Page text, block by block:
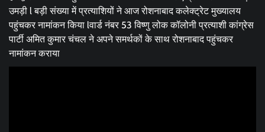
उमड़ी l बड़ी संख्या में प्रत्याशियों ने आज रोशनाबाद कलेक्ट्रेट मुख्यालय
पहुंचकर नामांकन किया lवार्ड नंबर 53 विष्णु लोक कॉलोनी प्रत्याशी कांग्रेस
पार्टी अमित कुमार चंचल ने अपने समर्थकों के साथ रोशनाबाद पहुंचकर
नामांकन कराया